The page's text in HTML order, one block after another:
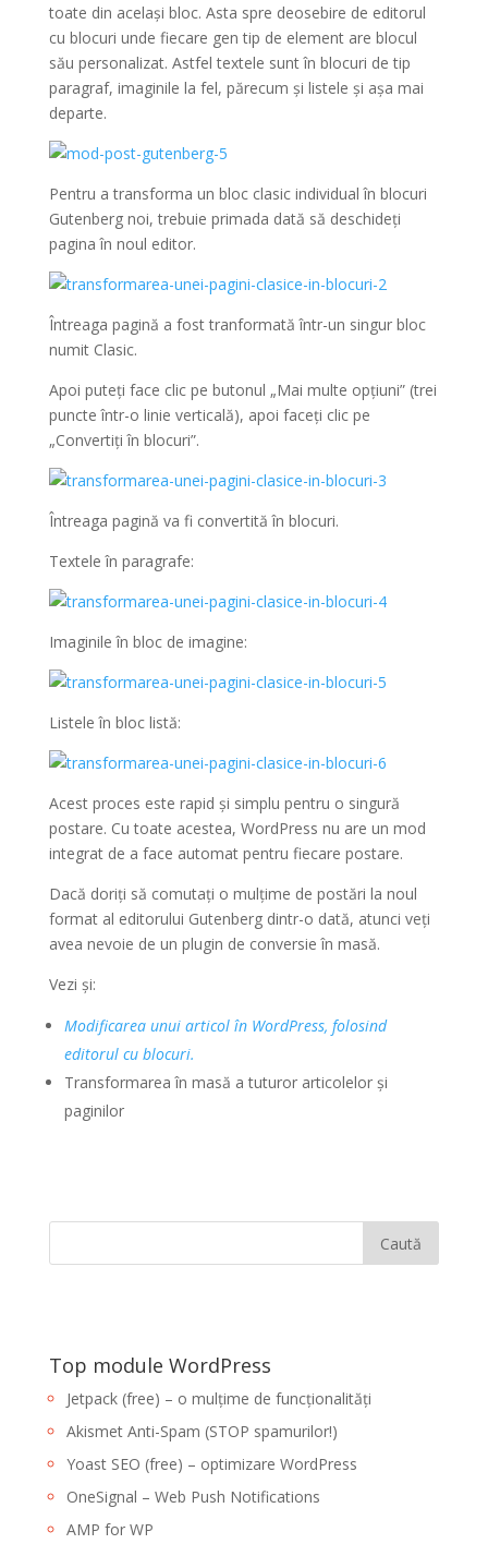
toate din același bloc. Asta spre deosebire de editorul
cu blocuri unde fiecare gen tip de element are blocul
său personalizat. Astfel textele sunt în blocuri de tip
paragraf, imaginile la fel, părecum și listele și așa mai
departe.
Pentru a transforma un bloc clasic individual în blocuri
Gutenberg noi, trebuie primada dată să deschideți
pagina în noul editor.
Întreaga pagină a fost tranformată într-un singur bloc
numit Clasic.
Apoi puteți face clic pe butonul „Mai multe opțiuni” (trei
puncte într-o linie verticală), apoi faceți clic pe
„Convertiți în blocuri”.
Întreaga pagină va fi convertită în blocuri.
Textele în paragrafe:
Imaginile în bloc de imagine:
Listele în bloc listă:
Acest proces este rapid și simplu pentru o singură
postare. Cu toate acestea, WordPress nu are un mod
integrat de a face automat pentru fiecare postare.
Dacă doriți să comutați o mulțime de postări la noul
format al editorului Gutenberg dintr-o dată, atunci veți
avea nevoie de un plugin de conversie în masă.
Vezi și:
Modificarea unui articol în WordPress, folosind
editorul cu blocuri.
Transformarea în masă a tuturor articolelor și
paginilor
Top module WordPress
Jetpack (free) – o mulțime de funcționalități
Akismet Anti-Spam (STOP spamurilor!)
Yoast SEO (free) – optimizare WordPress
OneSignal – Web Push Notifications
AMP for WP